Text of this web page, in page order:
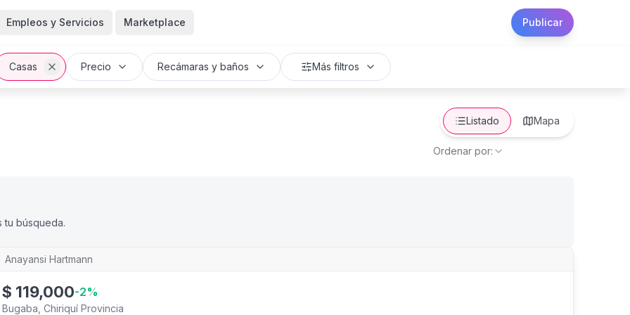
Empleos y Servicios Marketplace Publicar
Casas Precio Recámaras y baños Más filtros
Listado Mapa
Ordenar por:
tu búsqueda.
Anayansi Hartmann
$ 119,000-2%
Bugaba, Chiriquí Provincia